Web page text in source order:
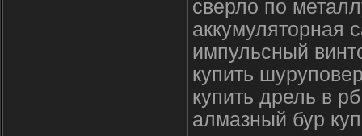
сверло по
аккумуляторная
импульсный
купить
купить дрель в рб
алмазный бур